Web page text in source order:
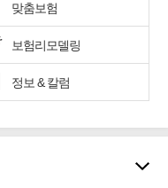
맞춤보험
보험리모델링
정보 & 칼럼
난대비